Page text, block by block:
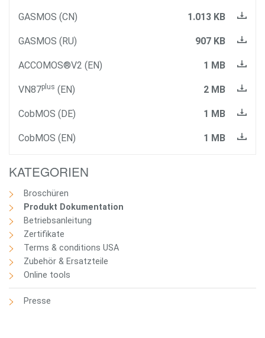
GASMOS (CN) 1.013 KB
GASMOS (RU) 907 KB
ACCOMOS®V2 (EN) 1 MB
VN87plus (EN) 2 MB
CobMOS (DE) 1 MB
CobMOS (EN) 1 MB
KATEGORIEN
Broschüren
Produkt Dokumentation
Betriebsanleitung
Zertifikate
Terms & conditions USA
Zubehör & Ersatzteile
Online tools
Presse